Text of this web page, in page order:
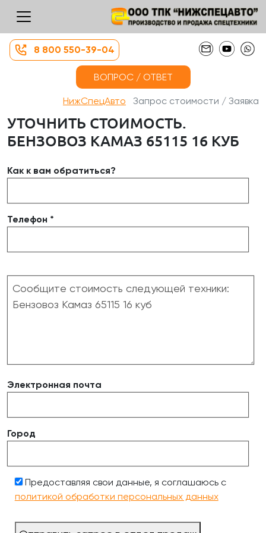
8 800 550-39-04
ВОПРОС / ОТВЕТ
НижСпецАвто Запрос стоимости / Заявка
УТОЧНИТЬ СТОИМОСТЬ.
БЕНЗОВОЗ КАМАЗ 65115 16 КУБ
Как к вам обратиться?
Телефон *
Электронная почта
Город
Предоставляя свои данные, я соглашаюсь с
политикой обработки персональных данных